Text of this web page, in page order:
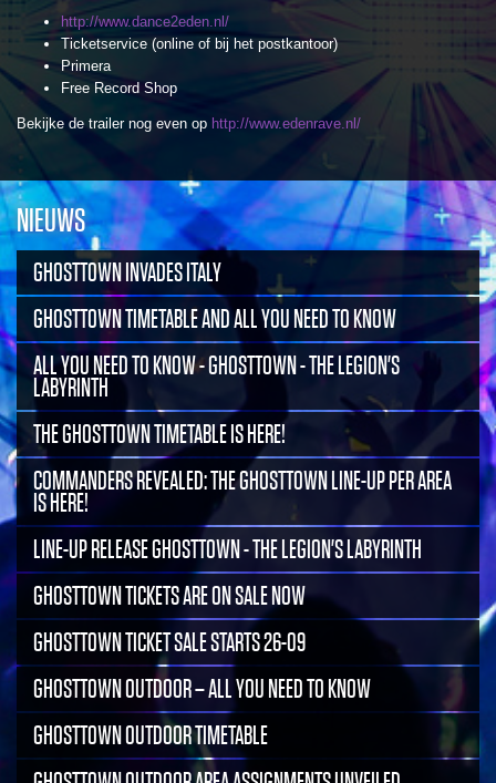
http://www.dance2eden.nl/
Ticketservice (online of bij het postkantoor)
Primera
Free Record Shop
Bekijke de trailer nog even op http://www.edenrave.nl/
NIEUWS
GHOSTTOWN INVADES ITALY
GHOSTTOWN TIMETABLE AND ALL YOU NEED TO KNOW
ALL YOU NEED TO KNOW - GHOSTTOWN - THE LEGION'S
LABYRINTH
THE GHOSTTOWN TIMETABLE IS HERE!
COMMANDERS REVEALED: THE GHOSTTOWN LINE-UP PER AREA
IS HERE!
LINE-UP RELEASE GHOSTTOWN - THE LEGION'S LABYRINTH
GHOSTTOWN TICKETS ARE ON SALE NOW
GHOSTTOWN TICKET SALE STARTS 26-09
GHOSTTOWN OUTDOOR – ALL YOU NEED TO KNOW
GHOSTTOWN OUTDOOR TIMETABLE